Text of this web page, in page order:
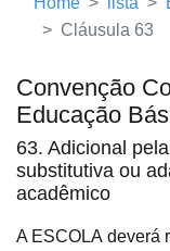
Cláusula 63
Convenção
Educação
63. Adicional
substitutiva ou
acadêmico
A ESCOLA deverá